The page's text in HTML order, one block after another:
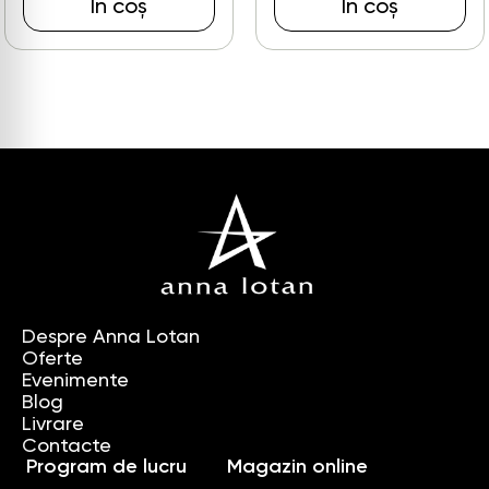
În coș În coș
Despre Anna Lotan
Oferte
Evenimente
Blog
Livrare
Contacte
Magazin online
Program de lucru